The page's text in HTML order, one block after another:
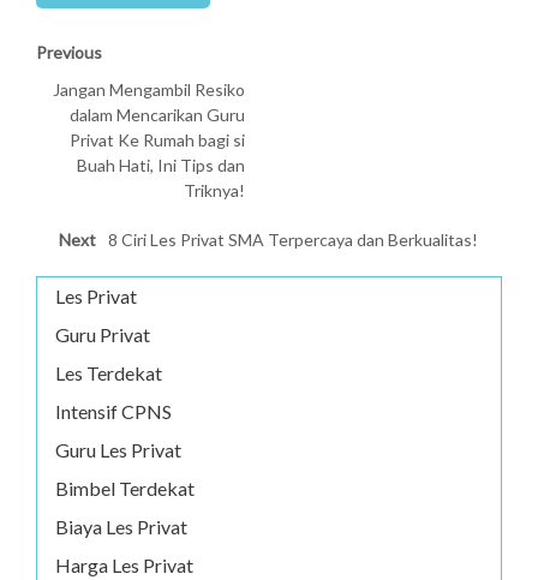
Previous
Jangan Mengambil Resiko
dalam Mencarikan Guru
Privat Ke Rumah bagi si
Buah Hati, Ini Tips dan
Triknya!
Next 8 Ciri Les Privat SMA Terpercaya dan Berkualitas!
Les Privat
Guru Privat
Les Terdekat
Intensif CPNS
Guru Les Privat
Bimbel Terdekat
Biaya Les Privat
Harga Les Privat